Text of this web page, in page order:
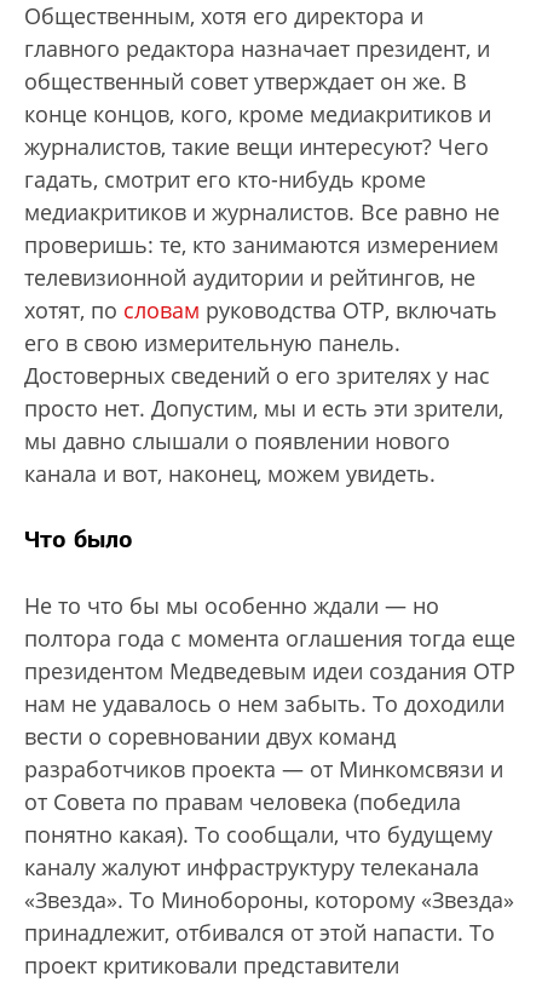
Общественным, хотя его директора и
главного редактора назначает президент, и
общественный совет утверждает он же. В
конце концов, кого, кроме медиакритиков и
журналистов, такие вещи интересуют? Чего
гадать, смотрит его кто-нибудь кроме
медиакритиков и журналистов. Все равно не
проверишь: те, кто занимаются измерением
телевизионной аудитории и рейтингов, не
хотят, по словам руководства ОТР, включать
его в свою измерительную панель.
Достоверных сведений о его зрителях у нас
просто нет. Допустим, мы и есть эти зрители,
мы давно слышали о появлении нового
канала и вот, наконец, можем увидеть.
Что было
Не то что бы мы особенно ждали — но
полтора года с момента оглашения тогда еще
президентом Медведевым идеи создания ОТР
нам не удавалось о нем забыть. То доходили
вести о соревновании двух команд
разработчиков проекта — от Минкомсвязи и
от Совета по правам человека (победила
понятно какая). То сообщали, что будущему
каналу жалуют инфраструктуру телеканала
«Звезда». То Минобороны, которому «Звезда»
принадлежит, отбивался от этой напасти. То
проект критиковали представители